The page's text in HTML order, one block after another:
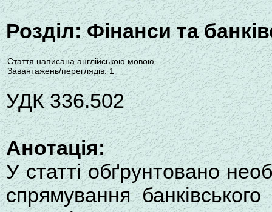
Розділ: Фінанси та
Стаття написана англійською мовою
Завантажень/переглядів: 1
УДК 336.502
Анотація:
У статті обґрунтовано
спрямування